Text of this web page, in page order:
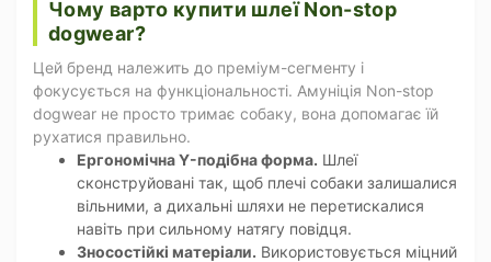
Чому варто купити шлеї Non-stop
dogwear?
Цей бренд належить до преміум-сегменту і
фокусується на функціональності. Амуніція Non-stop
dogwear не просто тримає собаку, вона допомагає їй
рухатися правильно.
Ергономічна Y-подібна форма. Шлеї
сконструйовані так, щоб плечі собаки залишалися
вільними, а дихальні шляхи не перетискалися
навіть при сильному натягу повідця.
Зносостійкі матеріали. Використовується міцний